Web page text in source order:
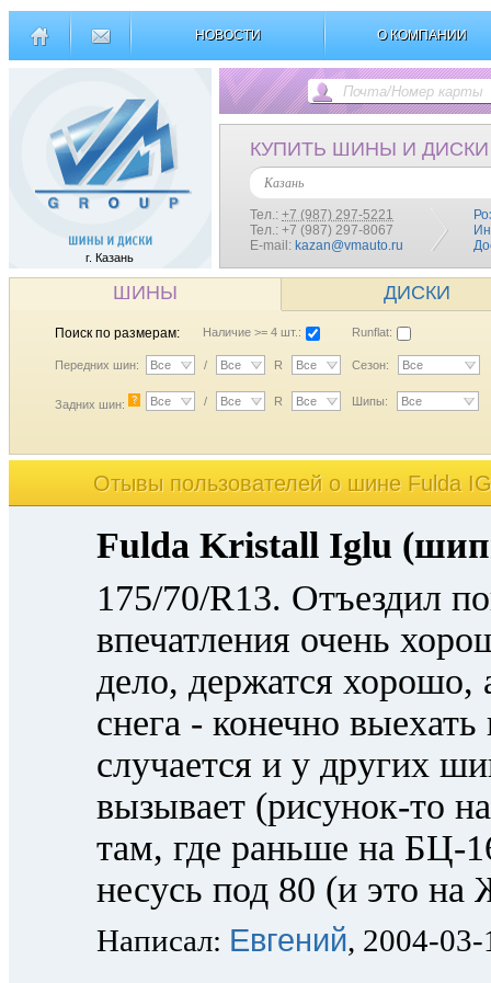
НОВОСТИ О КОМПАНИИ
г. Казань
КУПИТЬ ШИНЫ И ДИСКИ
Казань
Тел.: +7 (987) 297-5221
Тел.: +7 (987) 297-8067
E-mail: kazan@vmauto.ru
ШИНЫ ДИСКИ
Поиск по размерам: Наличие >= 4 шт.: Runflat:
Передних шин: Все / Все R Все Сезон: Все
Задних шин: ? Все / Все R Все Шипы: Все
Отывы пользователей o шине Fulda
Fulda Kristall Iglu
175/70/R13. Отъездил
впечатления очень
дело, держатся хорошо,
снега - конечно
случается и у других
вызывает (рисунок-то
там, где раньше на БЦ-
несусь под 80 (и это
Написал: Евгений, 2004-03-